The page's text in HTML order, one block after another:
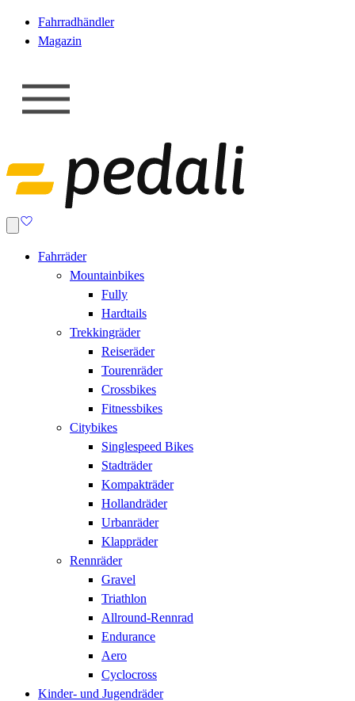
Fahrradhändler
Magazin
Fahrräder
Mountainbikes
Fully
Hardtails
Trekkingräder
Reiseräder
Tourenräder
Crossbikes
Fitnessbikes
Citybikes
Singlespeed Bikes
Stadträder
Kompakträder
Hollandräder
Urbanräder
Klappräder
Rennräder
Gravel
Triathlon
Allround-Rennrad
Endurance
Aero
Cyclocross
Kinder- und Jugendräder